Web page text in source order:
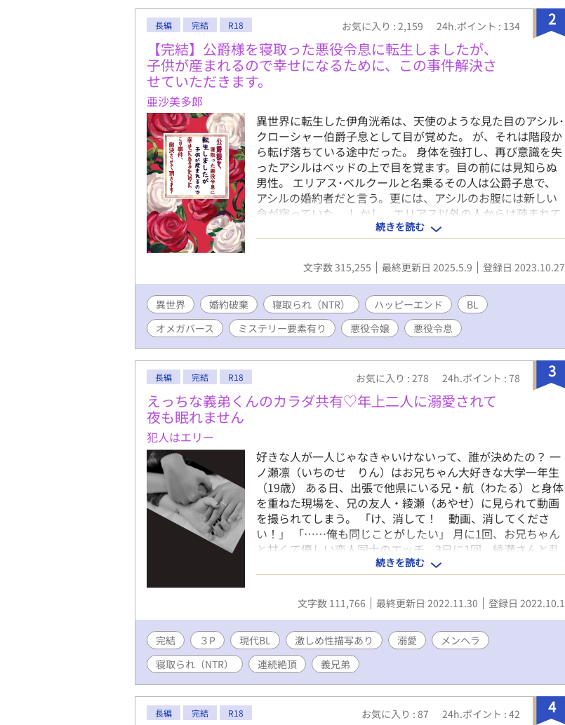
2
長編 完結 R18 お気に入り : 2,159 24h.ポイント : 134
【完結】公爵様を寝取った悪役令息に転生しましたが、
子供が産まれるので幸せになるために、この事件解決さ
せていただきます。
亜沙美多郎
異世界に転生した伊角洸希は、天使のような見た目のアシル･
クローシャー伯爵子息として目が覚めた。 が、それは階段か
ら転げ落ちている途中だった。 身体を強打し、再び意識を失
ったアシルはベッドの上で目を覚ます。目の前には見知らぬ
男性。 エリアス･ベルクールと名乗るその人は公爵子息で、
アシルの婚約者だと言う。更には、アシルのお腹には新しい
命が宿っていた。 しかし、エリアス以外の人からは疎まれて
いる。 エリアス専属の侍女、ロラに聞けばアシルはエリアス
を本来の婚約者･アンナ･ロベールから寝取ったのだと教えて
くれた。 見た目に反して悪役令息だと知り、ショックを受け
たのも束の間。本物のアシルが意識を取り戻し体の中から話
い人で、洸希はとても寝取ったとは思えなかった。 話をする
内に、アシルはパーティーでヒートを起こしてしまった時の
ある異変を覚えていた。 仕込まれたヒートだったのか……一
体だれが……。 洸希はアシルからこの謎を解いて欲しいと頼
まれ、真相を暴く……。 ●一章 〔伊角洸希・転生編〕 ●二
章 〔アシル・ベルクール編〕 ●三章 〔クレール・ベルク
ール編〕︎ ※オメガバースの独自設定があります。 ※R-18の話
数には★マークを付けています。 ※表紙素材は、くま様のフ
続きを読む
文字数 315,255 最終更新日 2025.5.9 登録日 2023.10.27
異世界 婚約破棄 寝取られ（NTR） ハッピーエンド
BL
オメガバース
ミステリー要素有り 悪役令嬢 悪役令息
3
長編 完結 R18 お気に入り : 278 24h.ポイント : 78
えっちな義弟くんのカラダ共有♡年上二人に溺愛されて
夜も眠れません
犯人はエリー
好きな人が一人じゃなきゃいけないって、誰が決めたの？ 一
ノ瀬凛（いちのせ りん）はお兄ちゃん大好きな大学一年生
（19歳） ある日、出張で他県にいる兄・航（わたる）と身体
を重ねた現場を、兄の友人・綾瀬（あやせ）に見られて動画
を撮られてしまう。 「け、消して！ 動画、消してくださ
い！」 「……俺も同じことがしたい」 月に1回、お兄ちゃん
と甘くて優しい恋人同士のエッチ。3日に1回、綾瀬さんと乱
暴で獣みたいな愛のないセックス。 そこから三人のただれた
関係が始まってしまって……！？ ★表紙画像はGAHAG様から
お借りして加工文字いれしています。https://gahag.net/ ★
コンテスト規定にひっかかりそうな未成年が性行為を目撃す
を受けて、実兄弟→義理の兄弟に変更します。 ★義理兄弟、
血のつながりゼロで、一九歳と二六歳で本人同士同意してま
ぁす！ ★11月が終わるまでほぼ毎日更新をします。時間は
不定期なので、お気に入りに入れとくとお知らせが来ます。
★寝取られ・寝取らせ・寝取り・僕の方が先に好きだったの
続きを読む
文字数 111,766 最終更新日 2022.11.30 登録日 2022.10.1
完結 ３P 現代BL 激しめ性描写あり 溺愛
メンヘラ
寝取られ（NTR）
連続絶頂 義兄弟
4
長編 完結 R18 お気に入り : 87 24h.ポイント : 42